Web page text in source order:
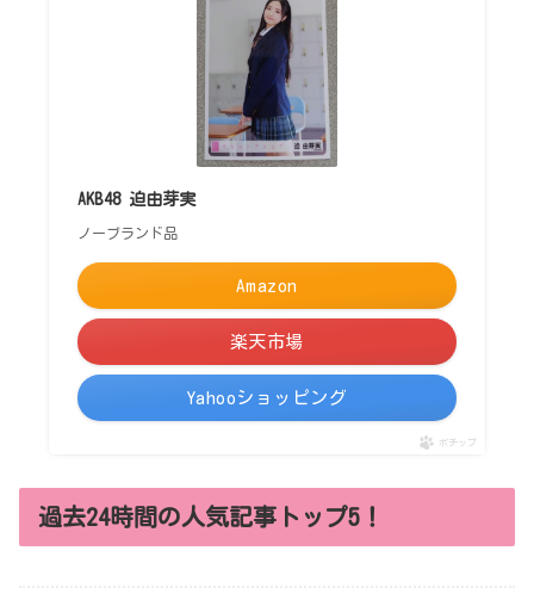
AKB48 迫由芽実
ノーブランド品
Amazon
楽天市場
Yahooショッピング
ポチップ
過去24時間の人気記事トップ5！